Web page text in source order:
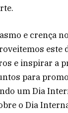
e crença
este
e inspirar a
para
um Dia
o Dia